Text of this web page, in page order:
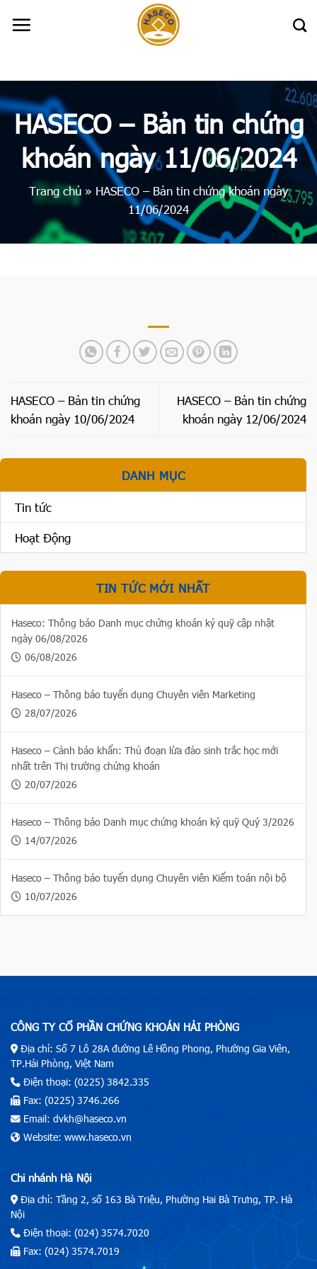
HASECO – Bản tin chứng
khoán ngày 11/06/2024
Trang chủ » HASECO – Bản tin chứng khoán ngày
11/06/2024
HASECO – Bản tin chứng
khoán ngày 10/06/2024
HASECO – Bản tin chứng
khoán ngày 12/06/2024
DANH MỤC
Tin tức
Hoạt Động
TIN TỨC MỚI NHẤT
Haseco: Thông báo Danh mục chứng khoán ký quỹ cập nhật
ngày 06/08/2026
06/08/2026
Haseco – Thông báo tuyển dụng Chuyên viên Marketing
28/07/2026
Haseco – Cảnh báo khẩn: Thủ đoạn lừa đảo sinh trắc học mới
nhất trên Thị trường chứng khoán
20/07/2026
Haseco – Thông báo Danh mục chứng khoán ký quỹ Quý 3/2026
14/07/2026
Haseco – Thông báo tuyển dụng Chuyên viên Kiểm toán nội bộ
10/07/2026
CÔNG TY CỔ PHẦN CHỨNG KHOÁN HẢI PHÒNG
Địa chỉ: Số 7 Lô 28A đường Lê Hồng Phong, Phường Gia Viên,
TP.Hải Phòng, Việt Nam
Điện thoại: (0225) 3842.335
Fax: (0225) 3746.266
Email: dvkh@haseco.vn
Website: www.haseco.vn
Chi nhánh Hà Nội
Địa chỉ: Tầng 2, số 163 Bà Triệu, Phường Hai Bà Trưng, TP. Hà
Nội
Điện thoại: (024) 3574.7020
Fax: (024) 3574.7019